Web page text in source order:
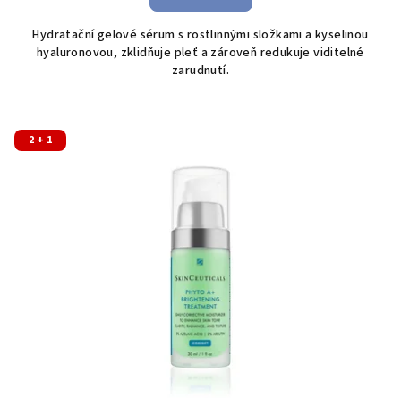
z
5
hvězdiček.
Hydratační gelové sérum s rostlinnými složkami a kyselinou
hyaluronovou, zklidňuje pleť a zároveň redukuje viditelné
zarudnutí.
2 + 1